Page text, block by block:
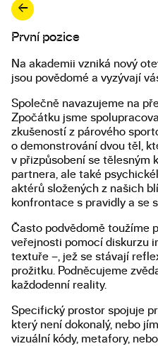
←
Popis diplomové práce
První pozice
Na akademii vzniká nový
jsou povědomé a vyzývají
Společně navazujeme na
Zpočátku jsme
zkušeností z párového
o demonstrování dvou těl,
v přizpůsobení se tělesným
partnera, ale také
aktérů složených z našich
konfrontace s pravidly a se
Často podvědomě toužíme
veřejnosti pomocí diskurzu
textuře –, jež se stávají
prožitku. Podněcujeme
každodenní reality.
Specifický prostor spojuje
který není dokonalý, nebo
vizuální kódy, metafory,